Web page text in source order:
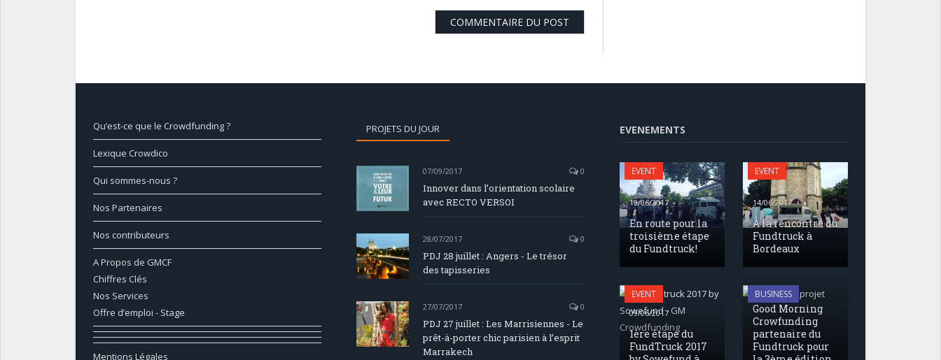
Qu’est-ce que le Crowdfunding ?
Lexique Crowdico
Qui sommes-nous ?
Nos Partenaires
Nos contributeurs
A Propos de GMCF
Chiffres Clés
Nos Services
Offre d’emploi - Stage
Mentions Légales
PROJETS DU JOUR
07/09/2017 0
Innover dans l’orientation scolaire
avec RECTO VERSOI
28/07/2017 0
PDJ 28 juillet : Angers - Le trésor
des tapisseries
27/07/2017 0
PDJ 27 juillet : Les Marrisiennes - Le
prêt-à-porter chic parisien à l’esprit
Marrakech
EVENEMENTS
EVENT
19/06/2017
En route pour la
troisième étape
du Fundtruck!
EVENT
14/06/2017
À la rencontre du
Fundtruck à
Bordeaux
EVENT
09/06/2017
1ère étape du
FundTruck 2017
BUSINESS
17/05/2017
Good Morning
Crowfunding
partenaire du
Fundtruck pour